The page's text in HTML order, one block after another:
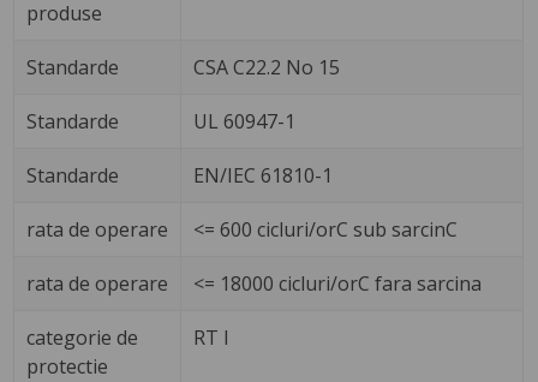
produse
Standarde CSA C22.2 No 15
Standarde UL 60947-1
Standarde EN/IEC 61810-1
rata de operare <= 600 cicluri/orC sub sarcinC
rata de operare <= 18000 cicluri/orC fara sarcina
categorie de
protectie
RT I